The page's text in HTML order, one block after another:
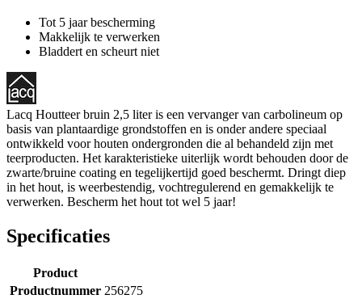
Tot 5 jaar bescherming
Makkelijk te verwerken
Bladdert en scheurt niet
Lacq Houtteer bruin 2,5 liter is een vervanger van carbolineum op
basis van plantaardige grondstoffen en is onder andere speciaal
ontwikkeld voor houten ondergronden die al behandeld zijn met
teerproducten. Het karakteristieke uiterlijk wordt behouden door de
zwarte/bruine coating en tegelijkertijd goed beschermt. Dringt diep
in het hout, is weerbestendig, vochtregulerend en gemakkelijk te
verwerken. Bescherm het hout tot wel 5 jaar!
Specificaties
Product
Productnummer 256275